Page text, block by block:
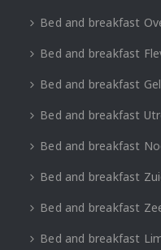
Bed and breakfast
Bed and breakfast
Bed and breakfast
Bed and breakfast
Bed and breakfast
Bed and breakfast
Bed and breakfast
Bed and breakfast